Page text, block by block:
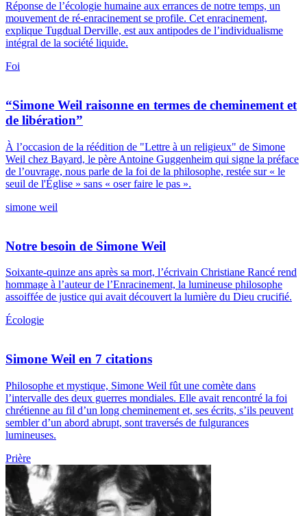
Réponse de l’écologie humaine aux errances de notre temps, un
mouvement de ré-enracinement se profile. Cet enracinement,
explique Tugdual Derville, est aux antipodes de l’individualisme
intégral de la société liquide.
Foi
“Simone Weil raisonne en termes de cheminement et
de libération”
À l’occasion de la réédition de "Lettre à un religieux" de Simone
Weil chez Bayard, le père Antoine Guggenheim qui signe la préface
de l’ouvrage, nous parle de la foi de la philosophe, restée sur « le
seuil de l'Église » sans « oser faire le pas ».
simone weil
Notre besoin de Simone Weil
Soixante-quinze ans après sa mort, l’écrivain Christiane Rancé rend
hommage à l’auteur de l’Enracinement, la lumineuse philosophe
assoiffée de justice qui avait découvert la lumière du Dieu crucifié.
Écologie
Simone Weil en 7 citations
Philosophe et mystique, Simone Weil fût une comète dans
l’intervalle des deux guerres mondiales. Elle avait rencontré la foi
chrétienne au fil d’un long cheminement et, ses écrits, s’ils peuvent
sembler d’un abord abrupt, sont traversés de fulgurances
lumineuses.
Prière